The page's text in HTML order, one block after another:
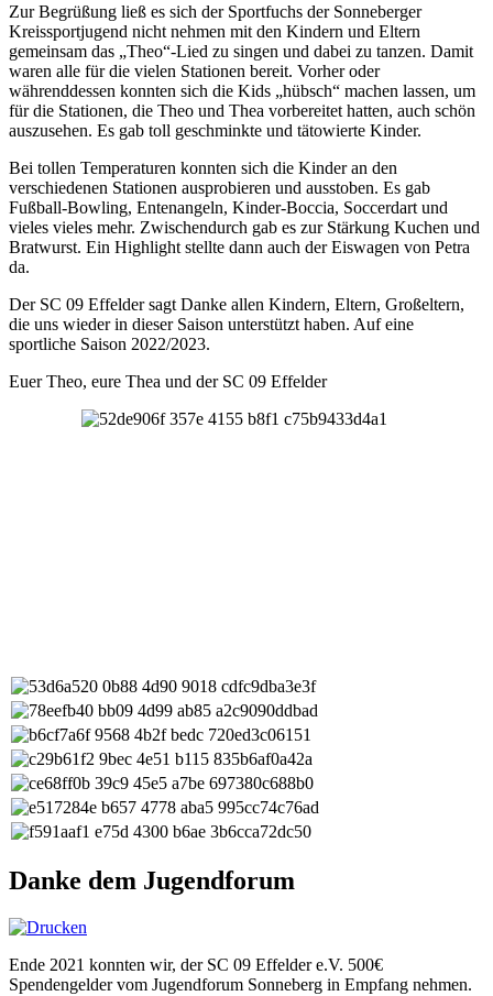
Zur Begrüßung ließ es sich der Sportfuchs der Sonneberger
Kreissportjugend nicht nehmen mit den Kindern und Eltern
gemeinsam das „Theo“-Lied zu singen und dabei zu tanzen. Damit
waren alle für die vielen Stationen bereit. Vorher oder
währenddessen konnten sich die Kids „hübsch“ machen lassen, um
für die Stationen, die Theo und Thea vorbereitet hatten, auch schön
auszusehen. Es gab toll geschminkte und tätowierte Kinder.
Bei tollen Temperaturen konnten sich die Kinder an den
verschiedenen Stationen ausprobieren und ausstoben. Es gab
Fußball-Bowling, Entenangeln, Kinder-Boccia, Soccerdart und
vieles vieles mehr. Zwischendurch gab es zur Stärkung Kuchen und
Bratwurst. Ein Highlight stellte dann auch der Eiswagen von Petra
da.
Der SC 09 Effelder sagt Danke allen Kindern, Eltern, Großeltern,
die uns wieder in dieser Saison unterstützt haben. Auf eine
sportliche Saison 2022/2023.
Euer Theo, eure Thea und der SC 09 Effelder
Danke dem Jugendforum
Ende 2021 konnten wir, der SC 09 Effelder e.V. 500€
Spendengelder vom Jugendforum Sonneberg in Empfang nehmen.